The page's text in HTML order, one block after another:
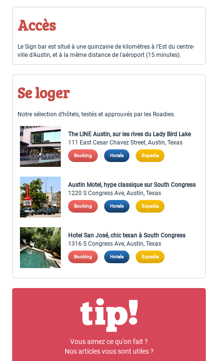
Accès
Le Sign bar est situé à une quinzaine de kilomètres à l'Est du centre-
ville d'Austin, et à la même distance de l'aéroport (15 minutes).
Se loger
Notre sélection d’hôtels, testés et approuvés par les Roadies.
The LINE Austin, sur les rives du Lady Bird Lake
111 East Cesar Chavez Street, Austin, Texas
Booking Hotels Expedia
Austin Motel, hype classique sur South Congress
1220 S Congress Ave, Austin, Texas
Booking Hotels Expedia
Hotel San José, chic texan à South Congress
1316 S Congress Ave, Austin, Texas
Booking Hotels Expedia
Vous aimez ce qu'on fait ?
Nos articles vous sont utiles ?